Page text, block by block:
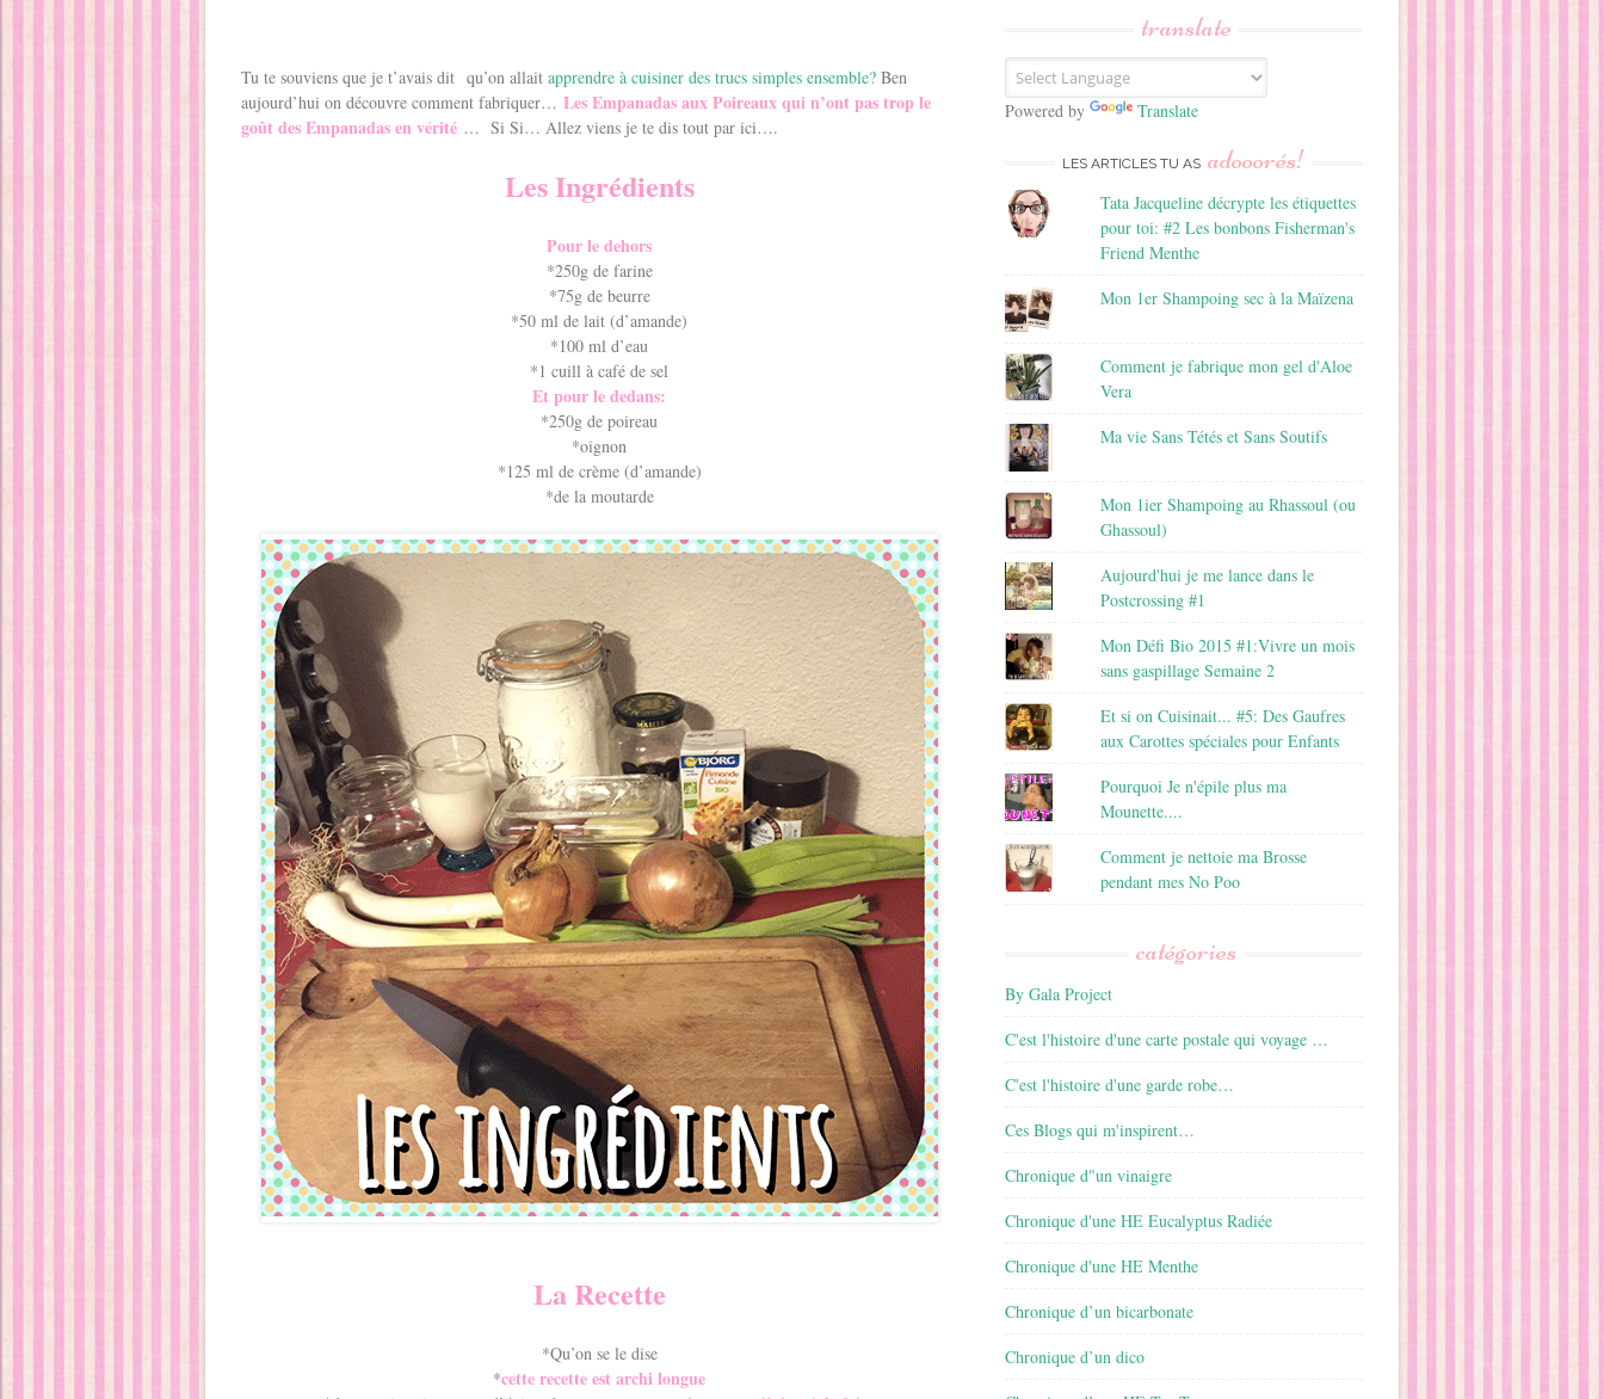
Tu te souviens que je t’avais dit qu’on allait apprendre à cuisiner des trucs simples ensemble? Ben
aujourd’hui on découvre comment fabriquer… Les Empanadas aux Poireaux qui n’ont pas trop le
goût des Empanadas en vérité … Si Si… Allez viens je te dis tout par ici….
Les Ingrédients
Pour le dehors
*250g de farine
*75g de beurre
*50 ml de lait (d’amande)
*100 ml d’eau
*1 cuill à café de sel
Et pour le dedans:
*250g de poireau
*oignon
*125 ml de crème (d’amande)
*de la moutarde
La Recette
*Qu’on se le dise
*cette recette est archi longue
E
m
a
translate
Powered by Translate
LES ARTICLES TU AS adooorés!
Tata Jacqueline décrypte les étiquettes
pour toi: #2 Les bonbons Fisherman's
Friend Menthe
Mon 1er Shampoing sec à la Maïzena
Comment je fabrique mon gel d'Aloe
Vera
Ma vie Sans Tétés et Sans Soutifs
Mon 1ier Shampoing au Rhassoul (ou
Ghassoul)
Aujourd'hui je me lance dans le
Postcrossing #1
Mon Défi Bio 2015 #1:Vivre un mois
sans gaspillage Semaine 2
Et si on Cuisinait... #5: Des Gaufres
aux Carottes spéciales pour Enfants
Pourquoi Je n'épile plus ma
Mounette....
Comment je nettoie ma Brosse
pendant mes No Poo
catégories
By Gala Project
C'est l'histoire d'une carte postale qui voyage …
C'est l'histoire d'une garde robe…
Ces Blogs qui m'inspirent…
Chronique d"un vinaigre
Chronique d'une HE Eucalyptus Radiée
Chronique d'une HE Menthe
Chronique d’un bicarbonate
Chronique d’un dico